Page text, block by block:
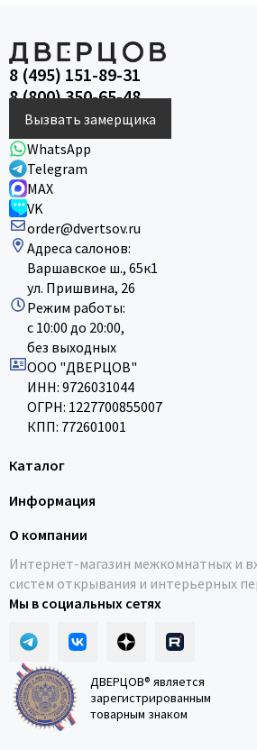
8 (495) 151-89-31
8 (800) 350-65-48
Вызвать замерщика
WhatsApp
Telegram
MAX
VK
order@dvertsov.ru
Адреса салонов:
Варшавское ш., 65к1
ул. Пришвина, 26
Режим работы:
с 10:00 до 20:00,
без выходных
ООО "ДВЕРЦОВ"
ИНН: 9726031044
ОГРН: 1227700855007
КПП: 772601001
Каталог
Информация
О компании
Интернет-магазин межкомнатных и
систем открывания и интерьерных
Мы в социальных сетях
ДВЕРЦОВ® является
зарегистрированным
товарным знаком